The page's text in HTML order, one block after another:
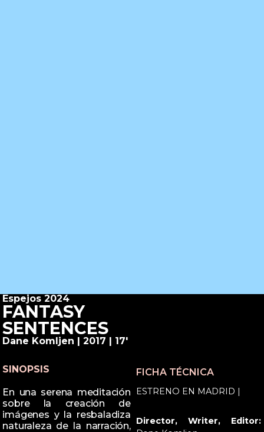
Espejos 2024
FANTASY
SENTENCES
Dane Komljen | 2017 | 17'
SINOPSIS
En una serena meditación
sobre la creación de
imágenes y la resbaladiza
naturaleza de la narración,
FICHA TÉCNICA
ESTRENO EN MADRID |
Director, Writer, Editor: